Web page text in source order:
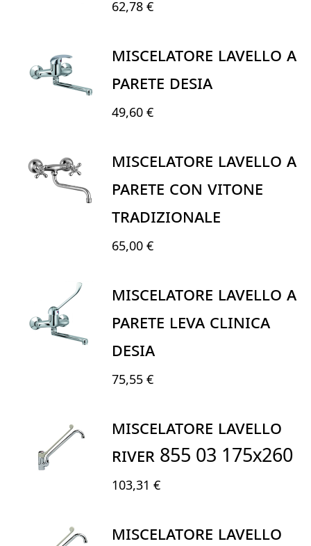
62,78 €
MISCELATORE LAVELLO A
PARETE DESIA
49,60 €
MISCELATORE LAVELLO A
PARETE CON VITONE
TRADIZIONALE
65,00 €
MISCELATORE LAVELLO A
PARETE LEVA CLINICA
DESIA
75,55 €
MISCELATORE LAVELLO
RIVER 855 03 175X260
103,31 €
MISCELATORE LAVELLO